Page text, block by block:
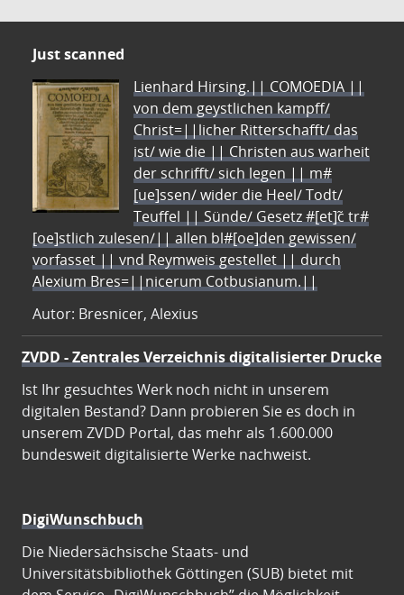
Just scanned
Lienhard Hirsing.|| COMOEDIA ||
von dem geystlichen kampff/
Christ=||licher Ritterschafft/ das
ist/ wie die || Christen aus warheit
der schrifft/ sich legen || m#
[ue]ssen/ wider die Heel/ Todt/
Teuffel || Sünde/ Gesetz #[et]c̃ tr#
[oe]stlich zulesen/|| allen bl#[oe]den gewissen/
vorfasset || vnd Reymweis gestellet || durch
Alexium Bres=||nicerum Cotbusianum.||
Autor: Bresnicer, Alexius
ZVDD - Zentrales Verzeichnis digitalisierter Drucke
Ist Ihr gesuchtes Werk noch nicht in unserem
digitalen Bestand? Dann probieren Sie es doch in
unserem ZVDD Portal, das mehr als 1.600.000
bundesweit digitalisierte Werke nachweist.
DigiWunschbuch
Die Niedersächsische Staats- und
Universitätsbibliothek Göttingen (SUB) bietet mit